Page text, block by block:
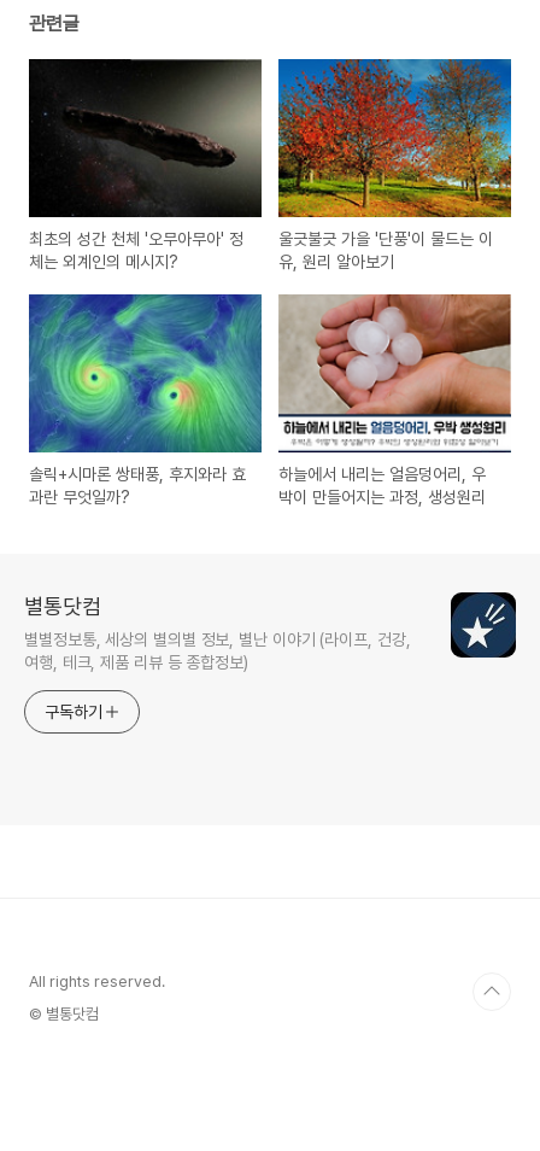
관련글
최초의 성간 천체 '오무아무아' 정
체는 외계인의 메시지?
울긋불긋 가을 '단풍'이 물드는 이
유, 원리 알아보기
솔릭+시마론 쌍태풍, 후지와라 효
과란 무엇일까?
하늘에서 내리는 얼음덩어리, 우
박이 만들어지는 과정, 생성원리
별통닷컴
별별정보통, 세상의 별의별 정보, 별난 이야기 (라이프, 건강,
여행, 테크, 제품 리뷰 등 종합정보)
구독하기
All rights reserved.
© 별통닷컴